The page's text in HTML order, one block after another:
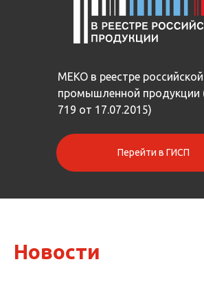
МЕКО в реестре российской
промышленной
719 от 17.07.2015)
Перейти в ГИСП
Новости